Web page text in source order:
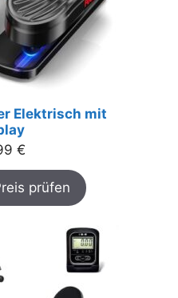
Elektrisch mit
€
prüfen